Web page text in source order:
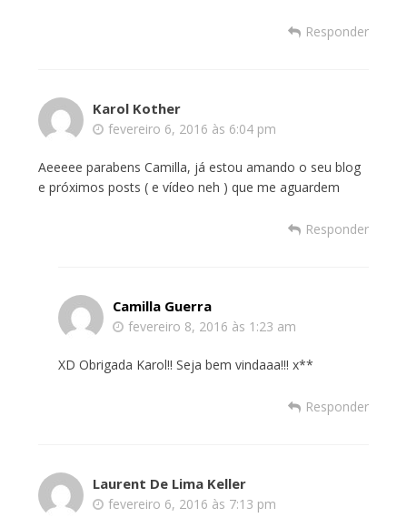
Responder
Karol Kother
fevereiro 6, 2016 às 6:04 pm
Aeeeee parabens Camilla, já estou amando o seu blog
e próximos posts ( e vídeo neh ) que me aguardem
Responder
Camilla Guerra
fevereiro 8, 2016 às 1:23 am
XD Obrigada Karol!! Seja bem vindaaa!!! x**
Responder
Laurent De Lima Keller
fevereiro 6, 2016 às 7:13 pm